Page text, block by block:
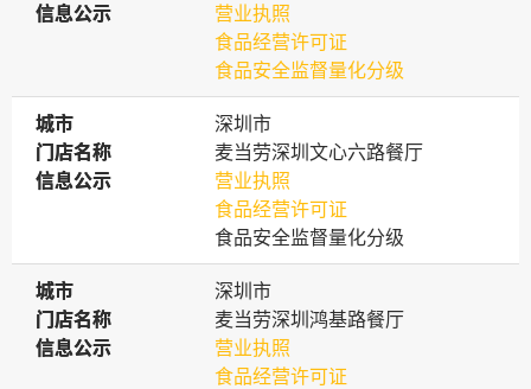
信息公示
信息公示
营业执照
食品经营许可证
食品安全监督量化分级
城市
城市
深圳市
门店名称
门店名称
麦当劳深圳文心六路餐厅
信息公示
信息公示
营业执照
食品经营许可证
食品安全监督量化分级
城市
城市
深圳市
门店名称
门店名称
麦当劳深圳鸿基路餐厅
信息公示
信息公示
营业执照
食品经营许可证